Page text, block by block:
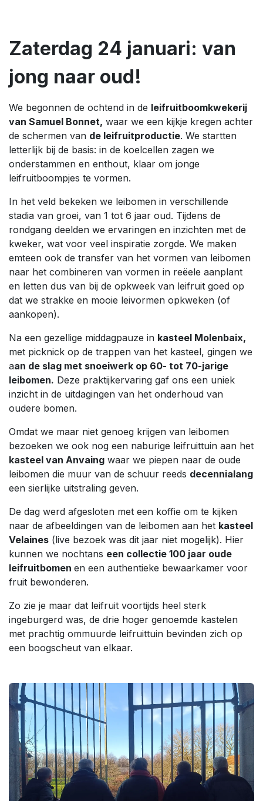
Zaterdag 24 januari: van
jong naar oud!
We begonnen de ochtend in de leifruitboomkwekerij
van Samuel Bonnet, waar we een kijkje kregen achter
de schermen van de leifruitproductie. We startten
letterlijk bij de basis: in de koelcellen zagen we
onderstammen en enthout, klaar om jonge
leifruitboompjes te vormen.
In het veld bekeken we leibomen in verschillende
stadia van groei, van 1 tot 6 jaar oud. Tijdens de
rondgang deelden we ervaringen en inzichten met de
kweker, wat voor veel inspiratie zorgde. We maken
emteen ook de transfer van het vormen van leibomen
naar het combineren van vormen in reëele aanplant
en letten dus van bij de opkweek van leifruit goed op
dat we strakke en mooie leivormen opkweken (of
aankopen).
Na een gezellige middagpauze in kasteel Molenbaix,
met picknick op de trappen van het kasteel, gingen we
aan de slag met snoeiwerk op 60- tot 70-jarige
leibomen. Deze praktijkervaring gaf ons een uniek
inzicht in de uitdagingen van het onderhoud van
oudere bomen.
Omdat we maar niet genoeg krijgen van leibomen
bezoeken we ook nog een naburige leifruittuin aan het
kasteel van Anvaing waar we piepen naar de oude
leibomen die muur van de schuur reeds decennialang
een sierlijke uitstraling geven.
De dag werd afgesloten met een koffie om te kijken
naar de afbeeldingen van de leibomen aan het kasteel
Velaines (live bezoek was dit jaar niet mogelijk). Hier
kunnen we nochtans een collectie 100 jaar oude
leifruitbomen en een authentieke bewaarkamer voor
fruit bewonderen.
Zo zie je maar dat leifruit voortijds heel sterk
ingeburgerd was, de drie hoger genoemde kastelen
met prachtig ommuurde leifruittuin bevinden zich op
een boogscheut van elkaar.